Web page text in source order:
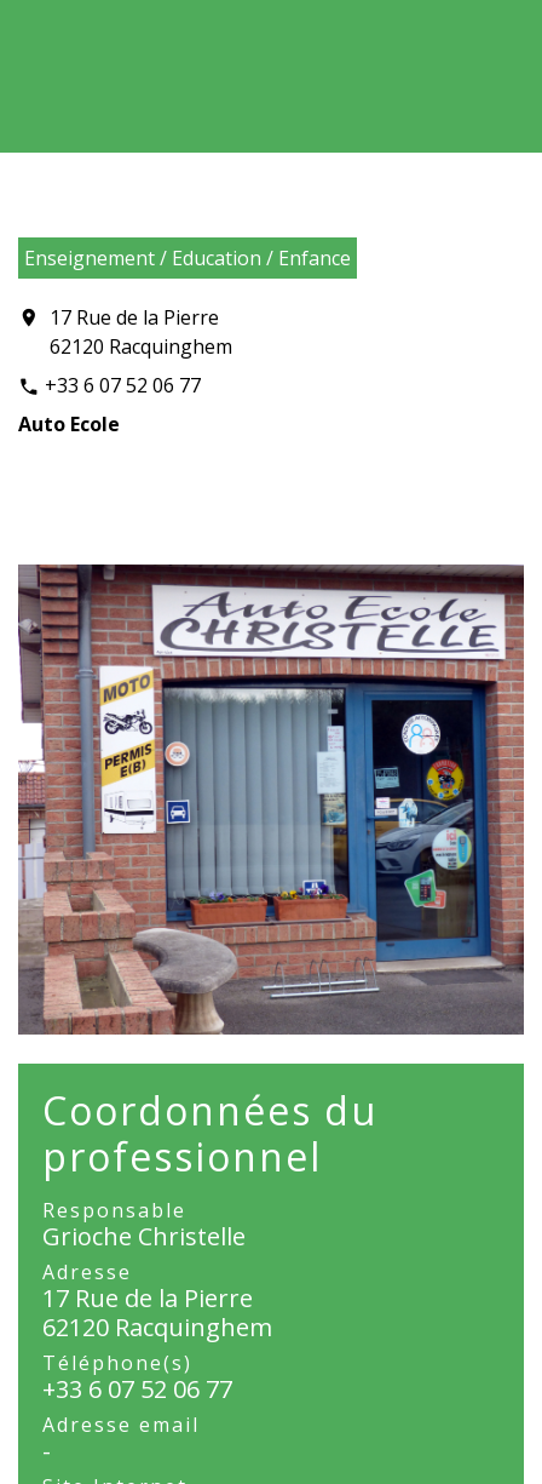
Enseignement / Education / Enfance
location_on
17 Rue de la Pierre
62120 Racquinghem
phone +33 6 07 52 06 77
Auto Ecole
Coordonnées du
professionnel
Responsable
Grioche Christelle
Adresse
17 Rue de la Pierre
62120 Racquinghem
Téléphone(s)
+33 6 07 52 06 77
Adresse email
-